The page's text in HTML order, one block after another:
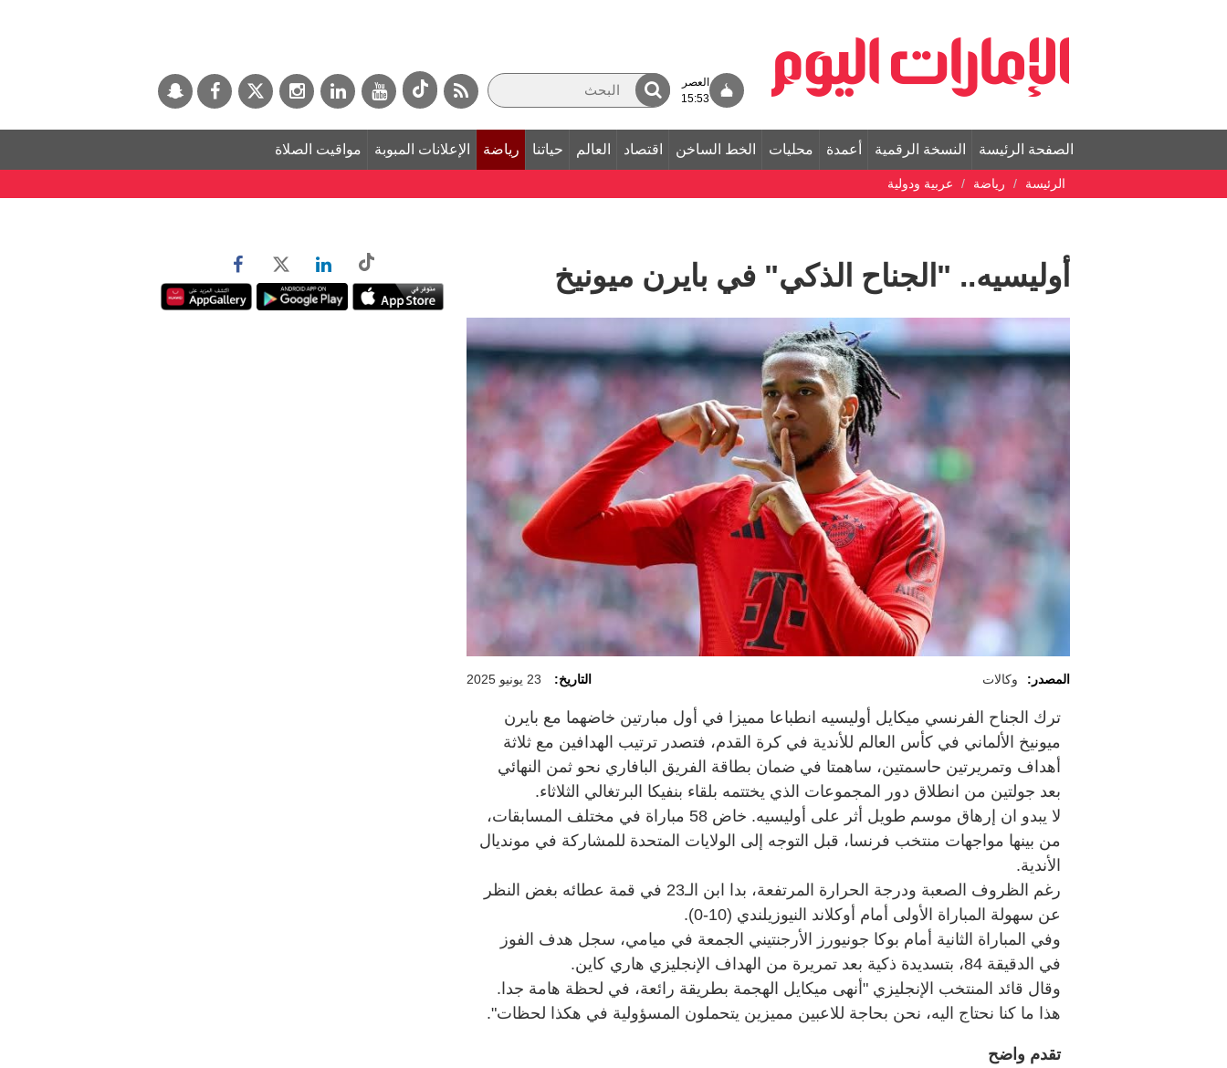
العصر
15:53
الصفحة الرئيسة النسخة الرقمية أعمدة محليات الخط الساخن اقتصاد العالم حياتنا رياضة الإعلانات المبوبة مواقيت الصلاة
الرئيسة رياضة عربية ودولية
أوليسيه.. "الجناح الذكي" في بايرن ميونيخ
المصدر: وكالات التاريخ: 23 يونيو 2025
ترك الجناح الفرنسي ميكايل أوليسيه انطباعا مميزا في أول مبارتين خاضهما مع بايرن
ميونيخ الألماني في كأس العالم للأندية في كرة القدم، فتصدر ترتيب الهدافين مع ثلاثة
أهداف وتمريرتين حاسمتين، ساهمتا في ضمان بطاقة الفريق البافاري نحو ثمن النهائي
بعد جولتين من انطلاق دور المجموعات الذي يختتمه بلقاء بنفيكا البرتغالي الثلاثاء.
لا يبدو ان إرهاق موسم طويل أثر على أوليسيه. خاض 58 مباراة في مختلف المسابقات،
من بينها مواجهات منتخب فرنسا، قبل التوجه إلى الولايات المتحدة للمشاركة في مونديال
الأندية.
رغم الظروف الصعبة ودرجة الحرارة المرتفعة، بدا ابن الـ23 في قمة عطائه بغض النظر
عن سهولة المباراة الأولى أمام أوكلاند النيوزيلندي (10-0).
وفي المباراة الثانية أمام بوكا جونيورز الأرجنتيني الجمعة في ميامي، سجل هدف الفوز
في الدقيقة 84، بتسديدة ذكية بعد تمريرة من الهداف الإنجليزي هاري كاين.
وقال قائد المنتخب الإنجليزي "أنهى ميكايل الهجمة بطريقة رائعة، في لحظة هامة جدا.
هذا ما كنا نحتاج اليه، نحن بحاجة للاعبين مميزين يتحملون المسؤولية في هكذا لحظات".
تقدم واضح